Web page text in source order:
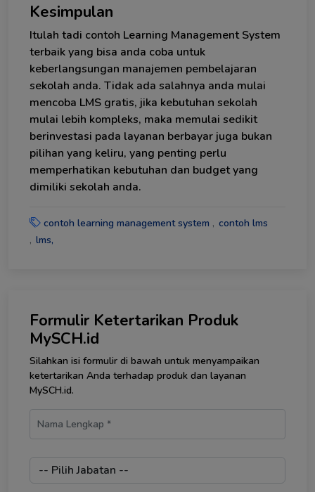
Kesimpulan
Itulah tadi contoh Learning Management System
terbaik yang bisa anda coba untuk
keberlangsungan manajemen pembelajaran
sekolah anda. Tidak ada salahnya anda mulai
mencoba LMS gratis, jika kebutuhan sekolah
mulai lebih kompleks, maka memulai sedikit
berinvestasi pada layanan berbayar juga bukan
pilihan yang keliru, yang penting perlu
memperhatikan kebutuhan dan budget yang
dimiliki sekolah anda.
contoh learning management system
contoh lms
lms,
Formulir Ketertarikan Produk
MySCH.id
Silahkan isi formulir di bawah untuk menyampaikan
ketertarikan Anda terhadap produk dan layanan
MySCH.id.